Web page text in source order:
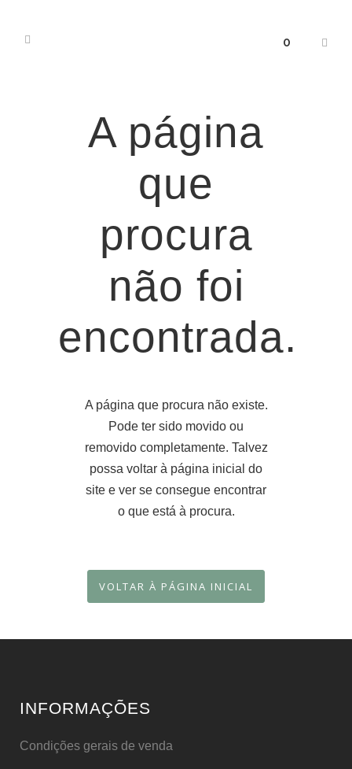
0
A página
que
procura
não foi
encontrada.
A página que procura não existe.
Pode ter sido movido ou
removido completamente. Talvez
possa voltar à página inicial do
site e ver se consegue encontrar
o que está à procura.
VOLTAR À PÁGINA INICIAL
INFORMAÇÕES
Condições gerais de venda